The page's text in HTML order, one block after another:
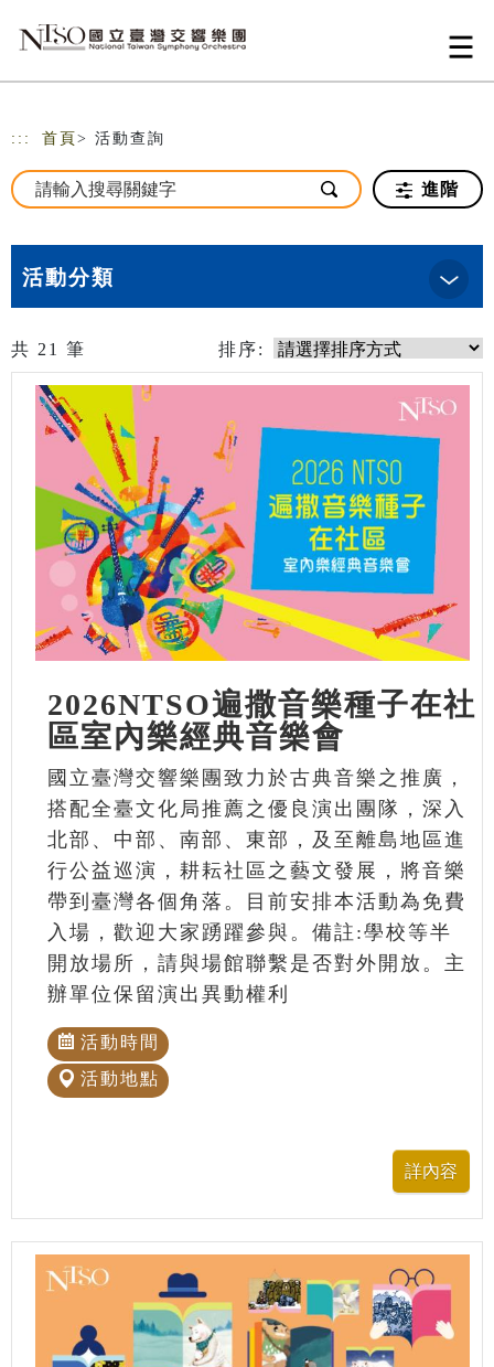
::: 首頁 > 活動查詢
進階
活動分類
共 21 筆 排序:
2026NTSO遍撒音樂種子在社
區室內樂經典音樂會
國立臺灣交響樂團致力於古典音樂之推廣，
搭配全臺文化局推薦之優良演出團隊，深入
北部、中部、南部、東部，及至離島地區進
行公益巡演，耕耘社區之藝文發展，將音樂
帶到臺灣各個角落。目前安排本活動為免費
入場，歡迎大家踴躍參與。備註:學校等半
開放場所，請與場館聯繫是否對外開放。主
辦單位保留演出異動權利
活動時間
活動地點